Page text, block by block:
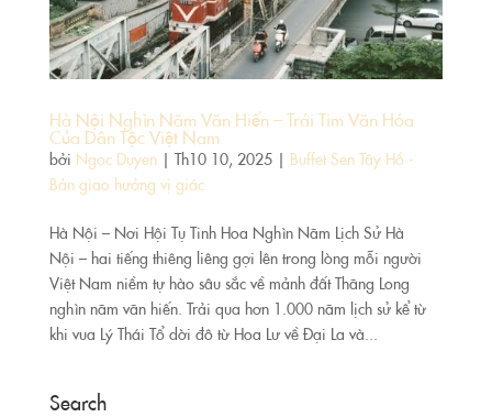
Hà Nội Nghìn Năm Văn Hiến – Trái Tim Văn Hóa
Của Dân Tộc Việt Nam
bởi Ngoc Duyen| Th10 10, 2025| Buffet Sen Tây Hồ -
Bản giao hưởng vị giác
Hà Nội – Nơi Hội Tụ Tinh Hoa Nghìn Năm Lịch Sử Hà
Nội – hai tiếng thiêng liêng gợi lên trong lòng mỗi người
Việt Nam niềm tự hào sâu sắc về mảnh đất Thăng Long
nghìn năm văn hiến. Trải qua hơn 1.000 năm lịch sử kể từ
khi vua Lý Thái Tổ dời đô từ Hoa Lư về Đại La và...
Search